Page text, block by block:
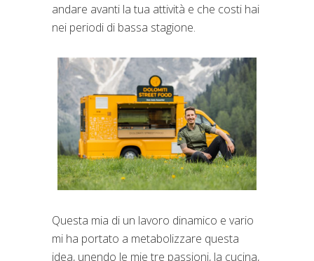
andare avanti la tua attività e che costi hai
nei periodi di bassa stagione.
Questa mia di un lavoro dinamico e vario
mi ha portato a metabolizzare questa
idea, unendo le mie tre passioni, la cucina,